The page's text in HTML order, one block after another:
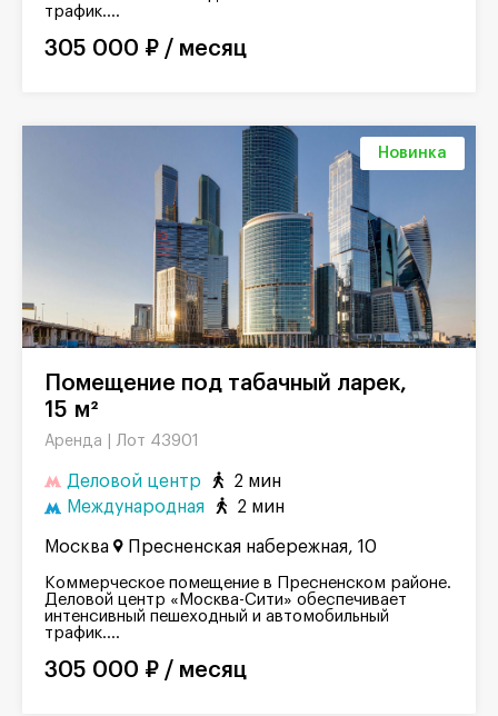
трафик....
305 000 ₽ / месяц
Новинка
15 м²
Аренда | Лот 43901
Деловой центр
2 мин
Международная
2 мин
Москва Пресненская набережная, 10
Коммерческое помещение в Пресненском районе.
Деловой центр «Москва-Сити» обеспечивает
интенсивный пешеходный и автомобильный
трафик....
305 000 ₽ / месяц